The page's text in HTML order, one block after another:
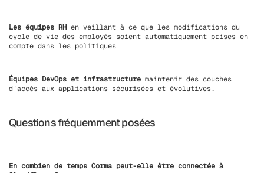
Les équipes RH en veillant à ce que les modifications du
cycle de vie des employés soient automatiquement prises en
compte dans les politiques
Équipes DevOps et infrastructure maintenir des couches
d'accès aux applications sécurisées et évolutives.
Questions fréquemment posées
En combien de temps Corma peut-elle être connectée à